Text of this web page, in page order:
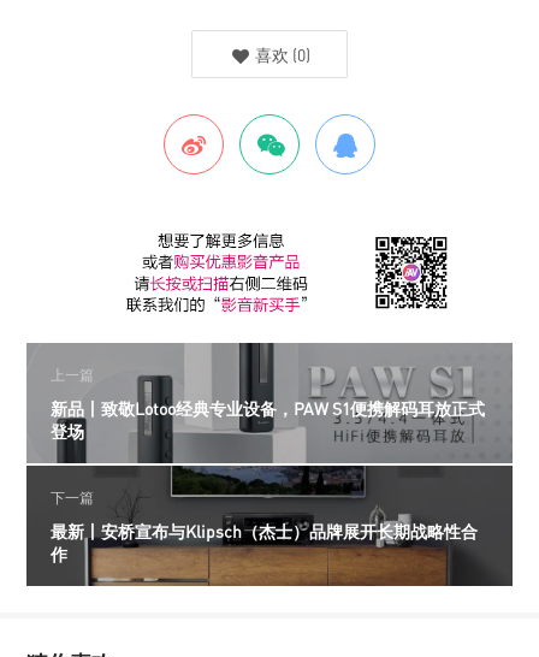
喜欢 (0)
上一篇
新品丨致敬Lotoo经典专业设备，PAW S1便携解码耳放正式
登场
下一篇
最新丨安桥宣布与Klipsch（杰士）品牌展开长期战略性合
作